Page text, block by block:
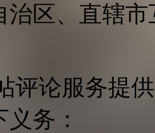
治区、直辖
评论服务提
务：